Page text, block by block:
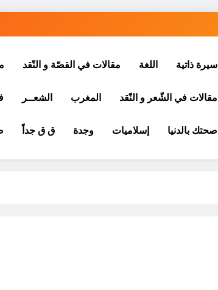
سيرة ذاتية اللغة مقالات في القصّة و النّقد
مقالات في الشّعر و النّقد المغرب الشعــر
صحتك بالدنيا إسلاميات وجدة ق ق جداً